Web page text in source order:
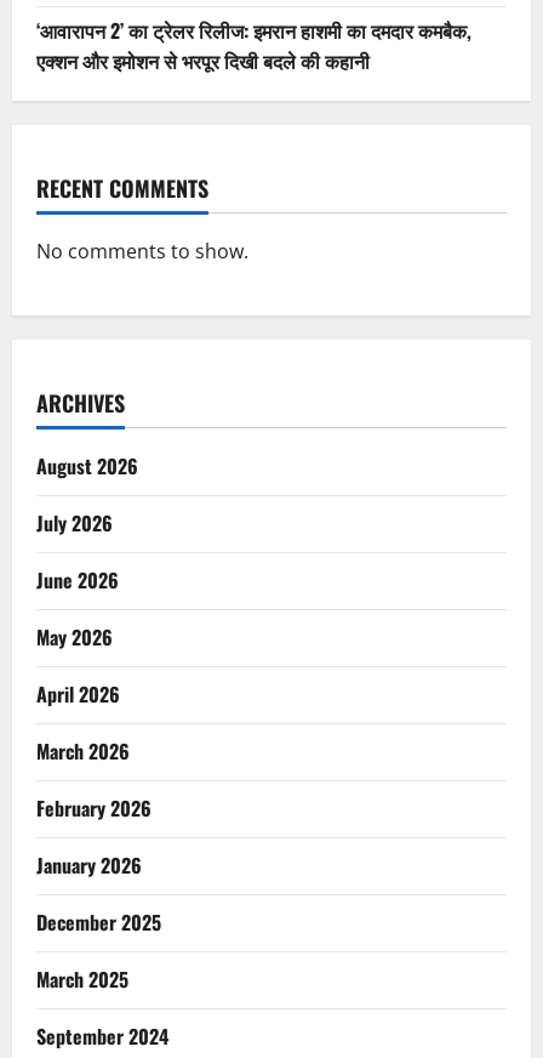
‘आवारापन 2’ का ट्रेलर रिलीज: इमरान हाशमी का दमदार कमबैक,
एक्शन और इमोशन से भरपूर दिखी बदले की कहानी
RECENT COMMENTS
No comments to show.
ARCHIVES
August 2026
July 2026
June 2026
May 2026
April 2026
March 2026
February 2026
January 2026
December 2025
March 2025
September 2024